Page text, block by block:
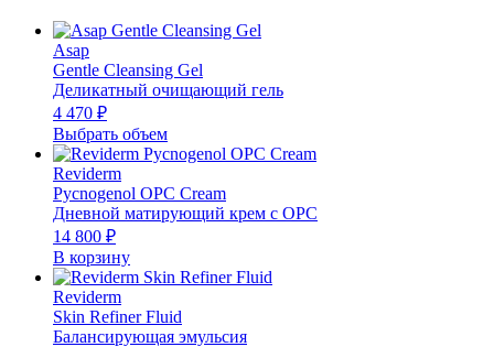
Asap
Gentle Cleansing Gel
Деликатный очищающий гель
4 470 ₽
Выбрать объем
Reviderm
Pycnogenol OPC Cream
Дневной матирующий крем с OPC
14 800 ₽
В корзину
Reviderm
Skin Refiner Fluid
Балансирующая эмульсия